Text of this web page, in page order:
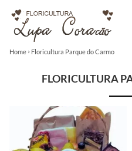
Home Floricultura Parque do Carmo
FLORICULTURA